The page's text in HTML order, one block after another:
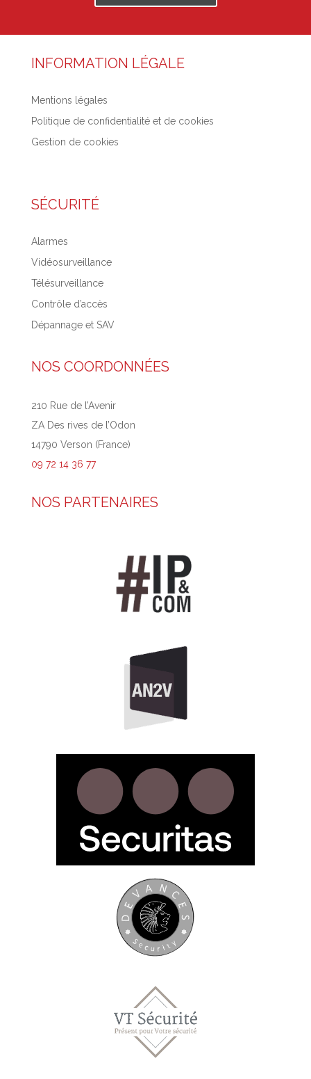
INFORMATION LÉGALE
Mentions légales
Politique de confidentialité et de cookies
Gestion de cookies
SÉCURITÉ
Alarmes
Vidéosurveillance
Télésurveillance
Contrôle d’accès
Dépannage et SAV
NOS COORDONNÉES
210 Rue de l’Avenir
ZA Des rives de l’Odon
14790 Verson (France)
09 72 14 36 77
NOS PARTENAIRES